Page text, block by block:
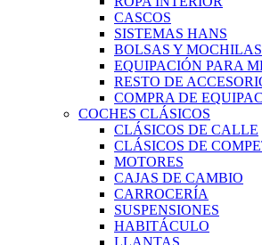
CASCOS
SISTEMAS HANS
BOLSAS Y MOCHILAS
EQUIPACIÓN PARA
RESTO DE
COMPRA DE
COCHES CLÁSICOS
CLÁSICOS DE CALLE
CLÁSICOS DE
MOTORES
CAJAS DE CAMBIO
CARROCERÍA
SUSPENSIONES
HABITÁCULO
LLANTAS